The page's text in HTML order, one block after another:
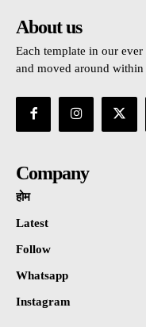
About us
Each template in our
and moved around
Company
होम
Latest
Follow
Whatsapp
Instagram